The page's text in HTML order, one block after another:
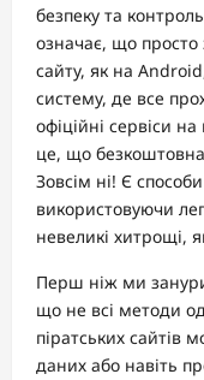
безпеку та
означає, що просто
сайту, як на
систему, де все
офіційні сервіси
це, що
Зовсім ні! Є
використовуючи
невеликі хитрощі,
Перш ніж ми
що не всі методи
піратських сайтів
даних або навіть